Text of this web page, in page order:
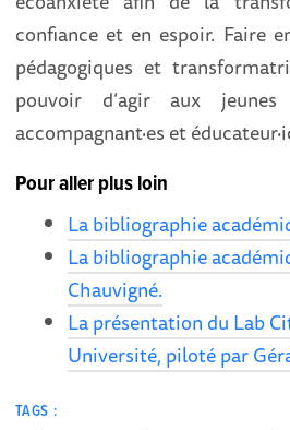
confiance et en espoir. Faire
pédagogiques et
pouvoir d’agir aux
accompagnant·es et
Pour aller plus loin
La bibliographie
La bibliographie
Chauvigné.
La présentation du Lab
Université, piloté par
TAGS :